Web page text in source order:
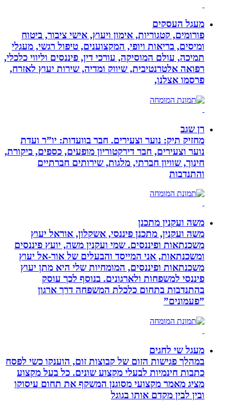
מעגל העסקים
פורומים, קטגוריות, אימון ויעוץ, אישי ציבור, ביטוח
ומיסים, בריאות ויופי, המקצוענים, טיפול רגשי, מעגלי
תמיכה, עולם המוסיקה, עורכי דין, פיננסים וליווי כלכלי,
רפואה אלטרנטיבית, שיווק ומדיה, שירות יעוץ לאזרח,
פרסמו אצלנו,
רן שגב
מחזיק תיק: נוער וצעירים. חבר בוועדות: יו”ר ועדת
נוער וצעירים, חבר דירקטוריון מופעים, כספים, ביקורת,
חינוך, שוויון חברתי, מלגות, שירותים חברתיים
והתנדבות
משה ועקנין מתכנן
משה ועקנין, מתכנן פיננסי, אשקלון, אוראל יעוץ
משכנתאות ופיננסים. שמי ועקנין משה, יועץ פיננסים
ומשכנתאות, אני המייסד והבעלים של אור-אל יעוץ
משכנתאות ופיננסים, המומחיות שלי היא מתן יעוץ
פיננסי למשפחות ולארגונים. בנוסף לכך עוסק
בהתנדבות בתחום כלכלת המשפחה דרך ארגון
”פעמונים”
מעגל שי לחגים
במהלך פגישות הזום של קבוצות זום, הוענקו כשי לפסח
כתבות חינמיות לבעלי מקצוע שונים. כל בעל מקצוע
מציג מאמר מקצועי מסוגנן המשקף את תחום עיסוקו
ובין לבין מקדם אותו בגוגל